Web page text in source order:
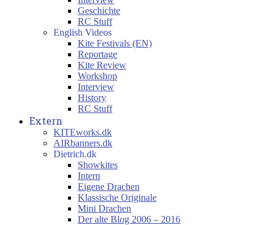
Geschichte
RC Stuff
English Videos
Kite Festivals (EN)
Reportage
Kite Review
Workshop
Interview
History
RC Stuff
Extern
KITEworks.dk
AIRbanners.dk
Dietrich.dk
Showkites
Intern
Eigene Drachen
Klassische Originale
Mini Drachen
Der alte Blog 2006 – 2016